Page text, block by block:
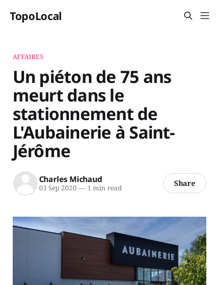
TopoLocal
AFFAIRES
Un piéton de 75 ans
meurt dans le
stationnement de
L'Aubainerie à Saint-
Jérôme
Charles Michaud
03 Sep 2020 —1 min read Share